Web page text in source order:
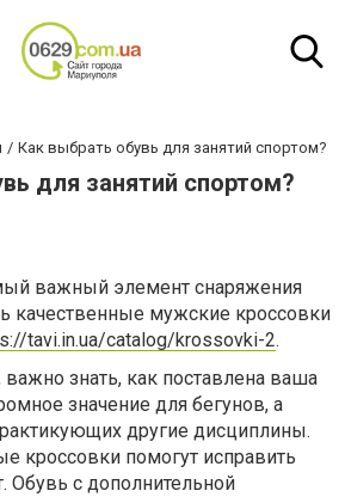
Как выбрать обувь для занятий спортом?
для занятий спортом?
важный элемент снаряжения
качественные мужские кроссовки
tavi.in.ua/catalog/krossovki-2.
знать, как поставлена ваша
значение для бегунов, а
другие дисциплины.
кроссовки помогут исправить
с дополнительной